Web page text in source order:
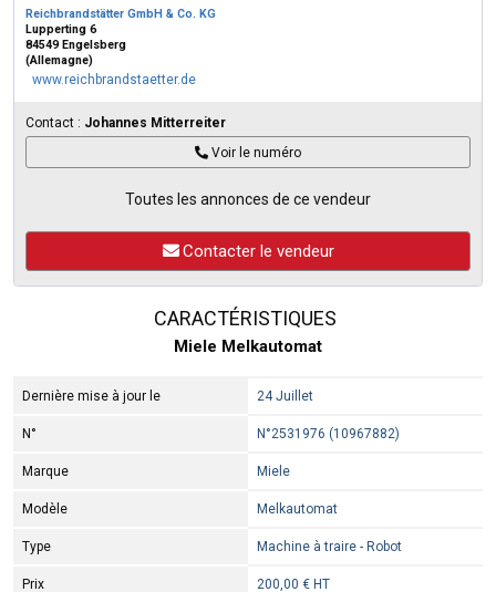
Reichbrandstätter GmbH & Co. KG
Lupperting 6
84549 Engelsberg
(Allemagne)
www.reichbrandstaetter.de
Contact : Johannes Mitterreiter
Voir le numéro
Toutes les annonces de ce vendeur
Contacter le vendeur
CARACTÉRISTIQUES
Miele Melkautomat
Dernière mise à jour le 24 Juillet
N° N°2531976 (10967882)
Marque Miele
Modèle Melkautomat
Type Machine à traire - Robot
Prix 200,00 € HT